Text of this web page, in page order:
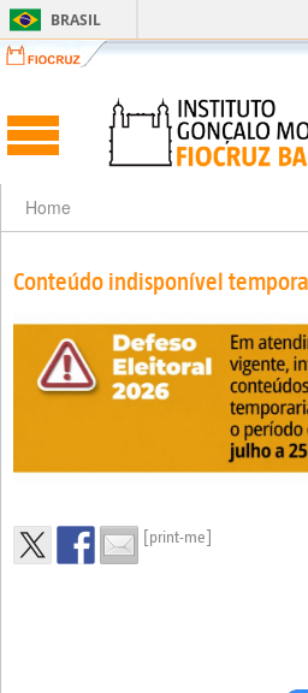
BRASIL
Home
Conteúdo indisponível
[print-me]